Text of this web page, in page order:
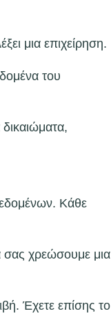
μια επιχείρηση.
του
Κάθε
σας χρεώσουμε μια
Έχετε επίσης το